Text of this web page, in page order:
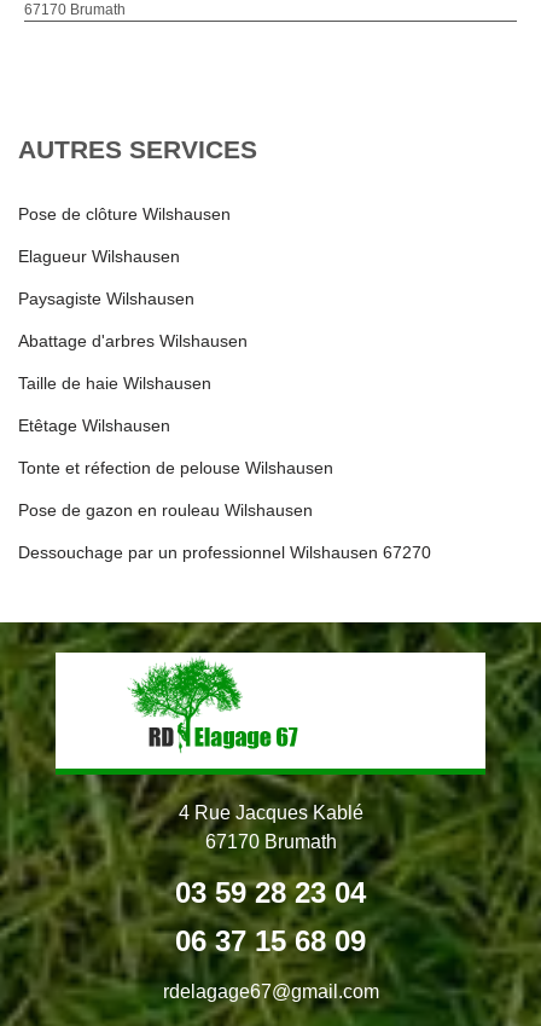
67170 Brumath
AUTRES SERVICES
Pose de clôture Wilshausen
Elagueur Wilshausen
Paysagiste Wilshausen
Abattage d'arbres Wilshausen
Taille de haie Wilshausen
Etêtage Wilshausen
Tonte et réfection de pelouse Wilshausen
Pose de gazon en rouleau Wilshausen
Dessouchage par un professionnel Wilshausen 67270
4 Rue Jacques Kablé
67170 Brumath
03 59 28 23 04
06 37 15 68 09
rdelagage67@gmail.com